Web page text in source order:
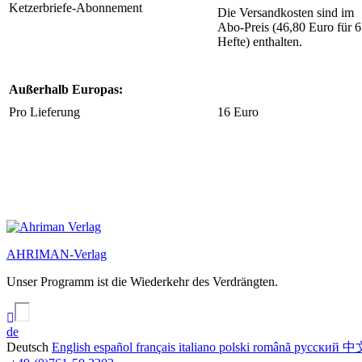
Ketzerbriefe-Abonnement
Die Versandkosten sind im
Abo-Preis (46,80 Euro für 6
Hefte) enthalten.
Außerhalb Europas:
Pro Lieferung
16 Euro
AHRIMAN-Verlag
Unser Programm ist die Wiederkehr des Verdrängten.
de
Deutsch English español français italiano polski română русский 中